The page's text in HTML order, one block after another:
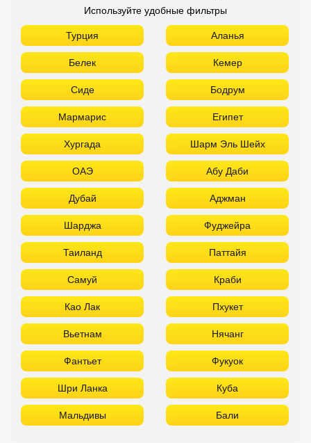
Используйте удобные фильтры
Турция Аланья
Белек Кемер
Сиде Бодрум
Мармарис Египет
Хургада Шарм Эль Шейх
ОАЭ Абу Даби
Дубай Аджман
Шарджа Фуджейра
Таиланд Паттайя
Самуй Краби
Као Лак Пхукет
Вьетнам Нячанг
Фантьет Фукуок
Шри Ланка Куба
Мальдивы Бали